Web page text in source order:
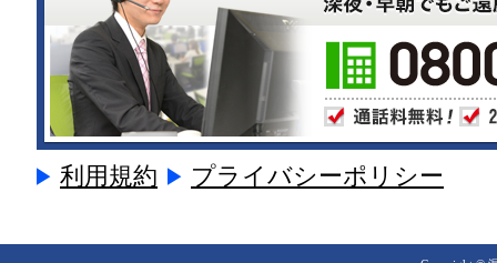
利用規約 プライバシーポリシー